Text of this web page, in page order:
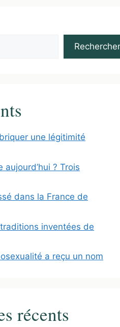
Rechercher
une légitimité
? Trois
dans la France de
inventées de
a reçu un nom
récents